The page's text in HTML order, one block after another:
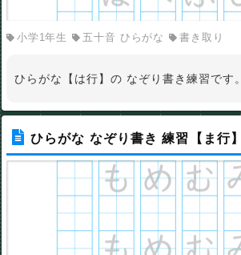
小学1年生 五十音 ひらがな 書き取り
ひらがな【は行】の なぞり書き練習です。
ひらがな なぞり書き 練習【ま行】